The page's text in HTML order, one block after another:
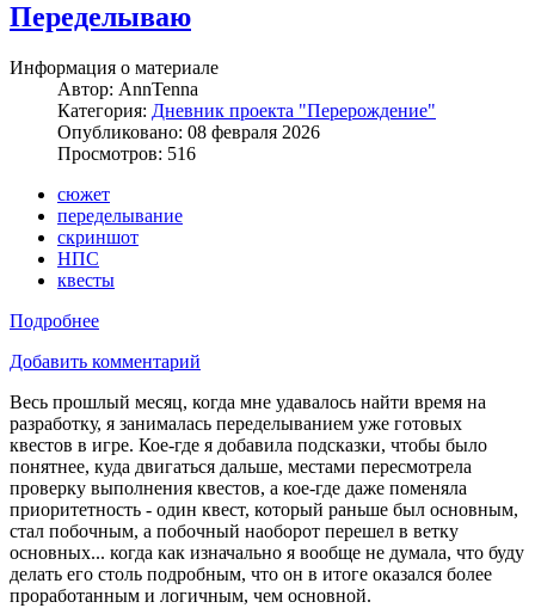
Переделываю
Информация о материале
Автор: AnnTenna
Категория: Дневник проекта "Перерождение"
Опубликовано: 08 февраля 2026
Просмотров: 516
сюжет
переделывание
скриншот
НПС
квесты
Подробнее
Добавить комментарий
Весь прошлый месяц, когда мне удавалось найти время на
разработку, я занималась переделыванием уже готовых
квестов в игре. Кое-где я добавила подсказки, чтобы было
понятнее, куда двигаться дальше, местами пересмотрела
проверку выполнения квестов, а кое-где даже поменяла
приоритетность - один квест, который раньше был основным,
стал побочным, а побочный наоборот перешел в ветку
основных... когда как изначально я вообще не думала, что буду
делать его столь подробным, что он в итоге оказался более
проработанным и логичным, чем основной.